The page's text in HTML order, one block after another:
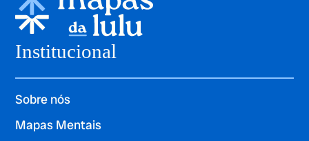
Institucional
Sobre nós
Mapas Mentais